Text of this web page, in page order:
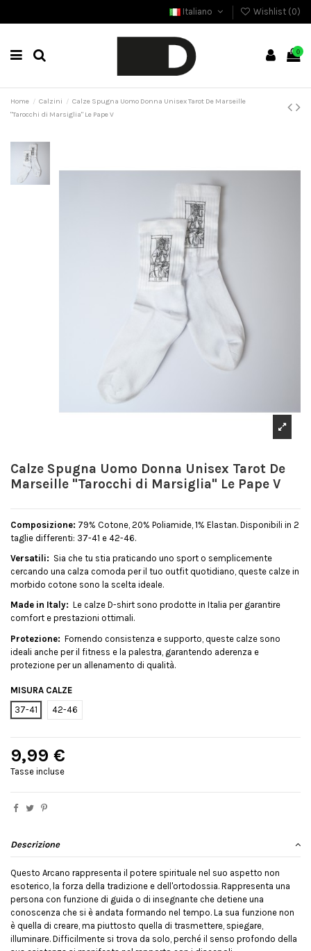
Italiano Wishlist (0)
0
Home Calzini
Calze Spugna Uomo Donna Unisex Tarot De Marseille
"Tarocchi di Marsiglia" Le Pape V
Calze Spugna Uomo Donna Unisex Tarot De
Marseille "Tarocchi di Marsiglia" Le Pape V
Composizione: 79% Cotone, 20% Poliamide, 1% Elastan. Disponibili in 2
taglie differenti: 37-41 e 42-46.
Versatili: Sia che tu stia praticando uno sport o semplicemente
cercando una calza comoda per il tuo outfit quotidiano, queste calze in
morbido cotone sono la scelta ideale.
Made in Italy: Le calze D-shirt sono prodotte in Italia per garantire
comfort e prestazioni ottimali.
Protezione: Fornendo consistenza e supporto, queste calze sono
ideali anche per il fitness e la palestra, garantendo aderenza e
protezione per un allenamento di qualità.
MISURA CALZE
37-41
42-46
9,99 €
Tasse incluse
Descrizione
Questo Arcano rappresenta il potere spirituale nel suo aspetto non
esoterico, la forza della tradizione e dell'ortodossia. Rappresenta una
persona con funzione di guida o di insegnante che detiene una
conoscenza che si è andata formando nel tempo. La sua funzione non
è quella di creare, ma piuttosto quella di trasmettere, spiegare,
illuminare. Difficilmente si trova da solo, perché il senso profondo della